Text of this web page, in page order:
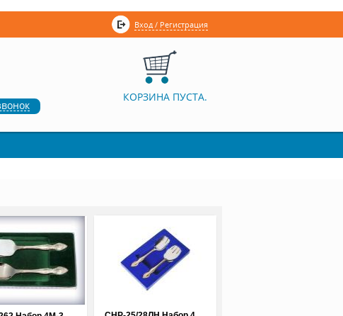
Вход / Регистрация
КОРЗИНА ПУСТА.